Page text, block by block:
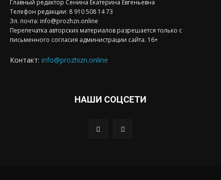
Главный редактор Сенина Екатерина Евгеньевна
Телефон редакции: 8 910 508 14 73
Эл. почта: info@prozhzn.online
Перепечатка авторских материалов разрешается только с
письменного согласия администрации сайта. 16+
Контакт: info@prozhizn.online
НАШИ СОЦСЕТИ